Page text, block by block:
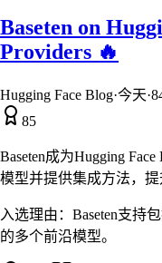
Baseten on
Providers 🔥
Hugging Face Blog·今天·
85
Baseten成为Hugging
模型并提供集成方法，
入选理由： Baseten支持
的多个前沿模型。